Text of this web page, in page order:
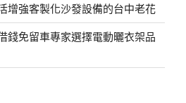
增強客製化沙發設備的台中老花
錢免留車專家選擇電動曬衣架品